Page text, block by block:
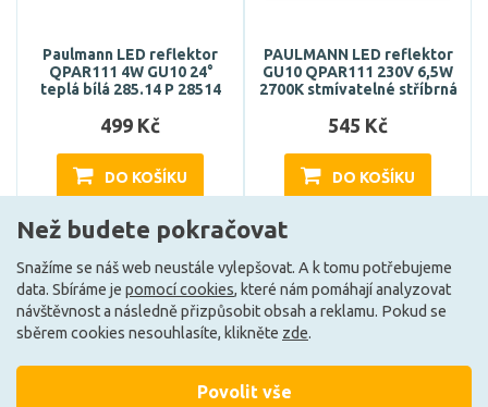
Paulmann LED reflektor
QPAR111 4W GU10 24°
teplá bílá 285.14 P 28514
499 Kč
DO KOŠÍKU
Skladem e-shop (1 ks)
PAULMANN LED reflektor
GU10 QPAR111 230V 6,5W
2700K stmívatelné stříbrná
545 Kč
DO KOŠÍKU
Může být u Vás 17. 8.
Než budete pokračovat
Snažíme se náš web neustále vylepšovat. A k tomu potřebujeme
data. Sbíráme je pomocí cookies, které nám pomáhají analyzovat
návštěvnost a následně přizpůsobit obsah a reklamu. Pokud se
sběrem cookies nesouhlasíte, klikněte zde.
Povolit vše